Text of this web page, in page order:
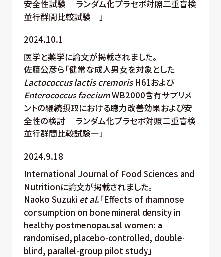
安全性試験 ―ランダム化プラセボ対照二重盲検
並行群間比較試験―」
2024.10.1
医学と薬学に論文が掲載されました。
佐藤公彦ら「健常な成人男女を対象とした
Lactococcus lactis cremorisH61および
Enterococcus faeciumWB2000含有サプリメ
ントの継続摂取における聴力改善効果および安
全性の検討 ―ランダム化プラセボ対照二重盲検
並行群間比較試験―」
2024.9.18
International Journal of Food Sciences and
Nutritionに論文が掲載されました。
Naoko Suzuki et al.「Effects of rhamnose
consumption on bone mineral density in
healthy postmenopausal women: a
randomised, placebo-controlled, double-
blind, parallel-group pilot study」